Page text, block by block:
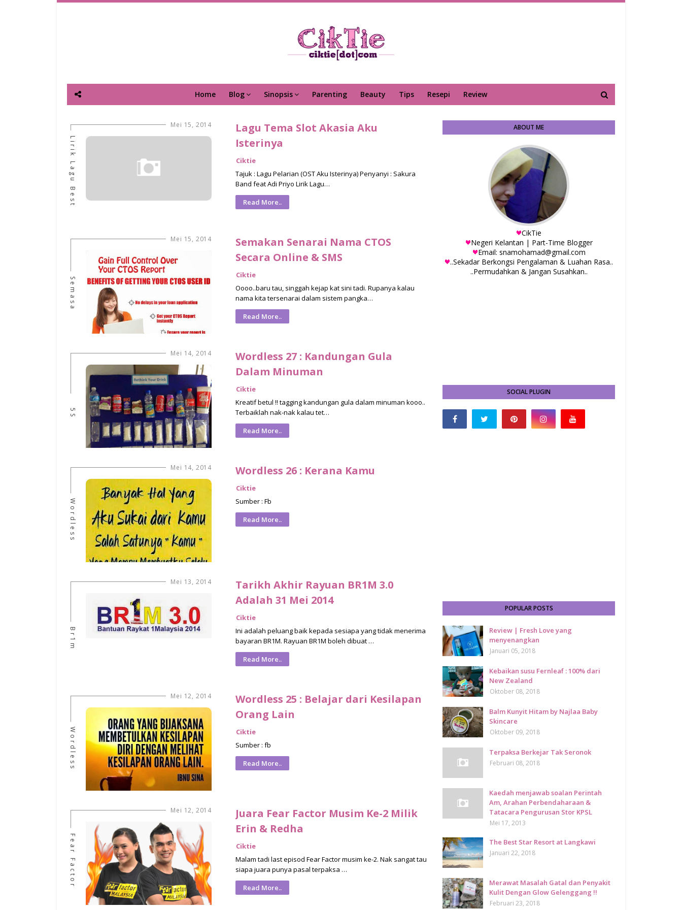
Home Blog Sinopsis Parenting Beauty Tips Resepi Review
Mei 15, 2014
Lirik Lagu Best
Lagu Tema Slot Akasia Aku
Isterinya
Ciktie
Tajuk : Lagu Pelarian (OST Aku Isterinya) Penyanyi : Sakura
Band feat Adi Priyo Lirik Lagu…
Read More..
Mei 15, 2014
Semasa
Semakan Senarai Nama CTOS
Secara Online & SMS
Ciktie
Oooo..baru tau, singgah kejap kat sini tadi. Rupanya kalau
nama kita tersenarai dalam sistem pangka…
Read More..
Mei 14, 2014
5S
Wordless 27 : Kandungan Gula
Dalam Minuman
Ciktie
Kreatif betul !! tagging kandungan gula dalam minuman kooo..
Terbaiklah nak-nak kalau tet…
Read More..
Mei 14, 2014
Wordless
Wordless 26 : Kerana Kamu
Ciktie
Sumber : Fb
Read More..
Mei 13, 2014
Br1m
Tarikh Akhir Rayuan BR1M 3.0
Adalah 31 Mei 2014
Ciktie
Ini adalah peluang baik kepada sesiapa yang tidak menerima
bayaran BR1M. Rayuan BR1M boleh dibuat …
Read More..
Mei 12, 2014
Wordless
Wordless 25 : Belajar dari Kesilapan
Orang Lain
Ciktie
Sumber : fb
Read More..
Mei 12, 2014
Fear Factor
Juara Fear Factor Musim Ke-2 Milik
Erin & Redha
Ciktie
Malam tadi last episod Fear Factor musim ke-2. Nak sangat tau
siapa juara punya pasal terpaksa …
Read More..
ABOUT ME
CikTie
Negeri Kelantan | Part-Time Blogger
Email: snamohamad@gmail.com
..Sekadar Berkongsi Pengalaman & Luahan Rasa..
..Permudahkan & Jangan Susahkan..
SOCIAL PLUGIN
POPULAR POSTS
Review | Fresh Love yang
menyenangkan
Januari 05, 2018
Kebaikan susu Fernleaf : 100% dari
New Zealand
Oktober 08, 2018
Balm Kunyit Hitam by Najlaa Baby
Skincare
Oktober 09, 2018
Terpaksa Berkejar Tak Seronok
Februari 08, 2018
Kaedah menjawab soalan Perintah
Am, Arahan Perbendaharaan &
Tatacara Pengurusan Stor KPSL
Mei 17, 2013
The Best Star Resort at Langkawi
Januari 22, 2018
Merawat Masalah Gatal dan Penyakit
Kulit Dengan Glow Gelenggang !!
Februari 23, 2018